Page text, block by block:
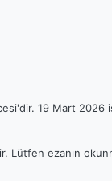
19 Mart 2026
Lütfen ezanın